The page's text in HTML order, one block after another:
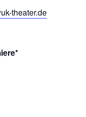
theater.de